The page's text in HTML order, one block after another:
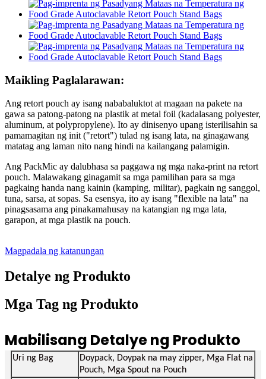
Maikling Paglalarawan:
Ang retort pouch ay isang nababaluktot at magaan na pakete na
gawa sa patong-patong na plastik at metal foil (kadalasang polyester,
aluminum, at polypropylene). Ito ay dinisenyo upang isterilisahin sa
pamamagitan ng init ("retort") tulad ng isang lata, na ginagawang
matatag ang laman nito nang hindi na kailangang palamigin.
Ang PackMic ay dalubhasa sa paggawa ng mga naka-print na retort
pouch. Malawakang ginagamit sa mga pamilihan para sa mga
pagkaing handa nang kainin (kamping, militar), pagkain ng sanggol,
tuna, sarsa, at sopas. Sa esensya, ito ay isang "flexible na lata" na
pinagsasama ang pinakamahusay na katangian ng mga lata,
garapon, at mga plastik na pouch.
Magpadala ng katanungan
Detalye ng Produkto
Mga Tag ng Produkto
Mabilisang Detalye ng Produkto
Uri ng Bag
Doypack, Doypak na may zipper, Mga Flat na
Pouch, Mga Spout na Pouch